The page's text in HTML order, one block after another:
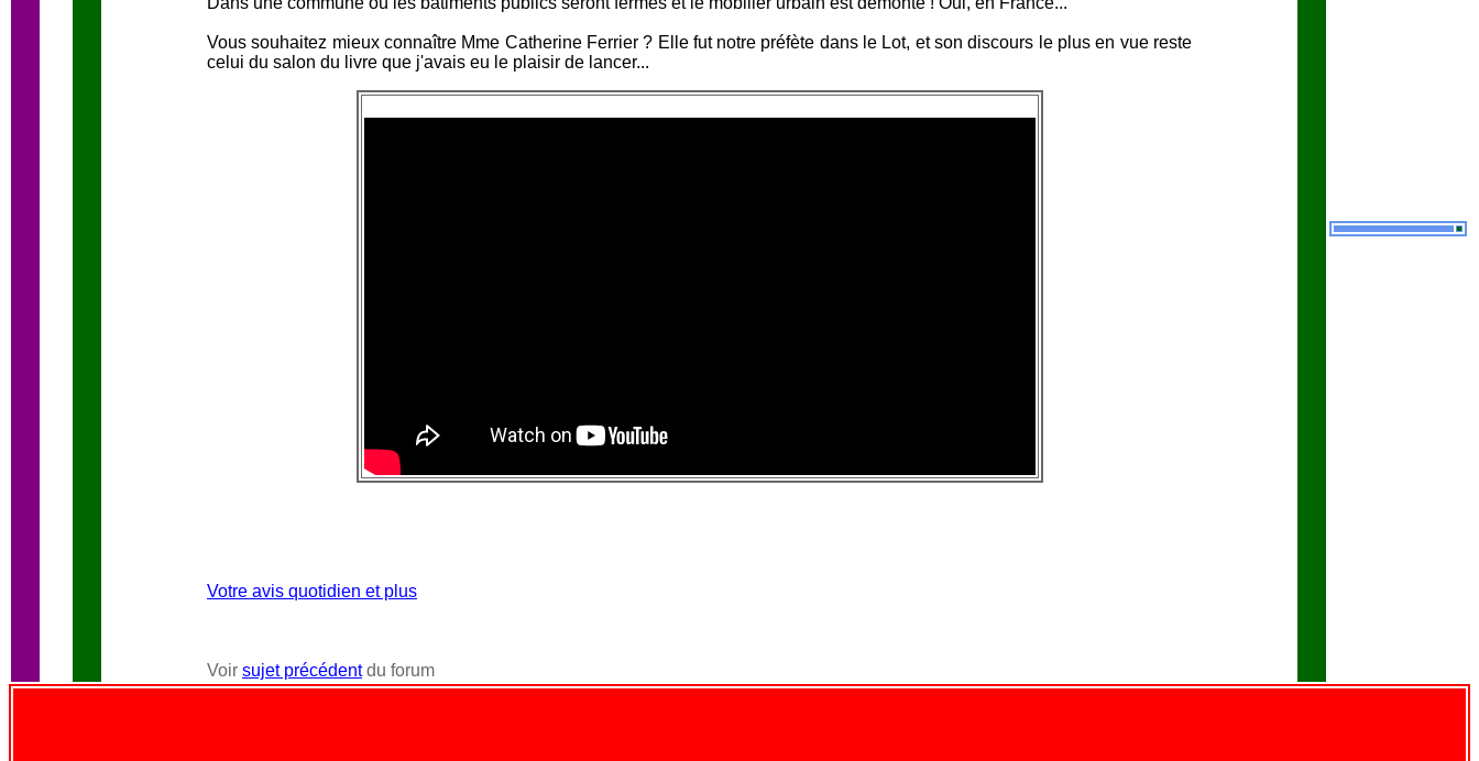
Vous souhaitez mieux connaître Mme Catherine Ferrier ? Elle fut notre préfète dans le Lot, et son discours le plus en vue reste
celui du salon du livre que j'avais eu le plaisir de lancer...
Votre avis quotidien et plus
Voir sujet précédentdu forum